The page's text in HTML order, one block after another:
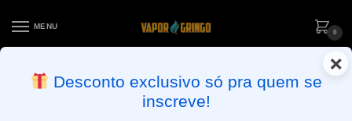
MENU
0
ENTREGA NO MESMO DIA EM SÃO PAULO (SEG A SEX): PEDIDOS
APROVADOS ATÉ 15:30 VIA MOTOBOY
×
Desconto exclusivo só pra quem se
inscreve!